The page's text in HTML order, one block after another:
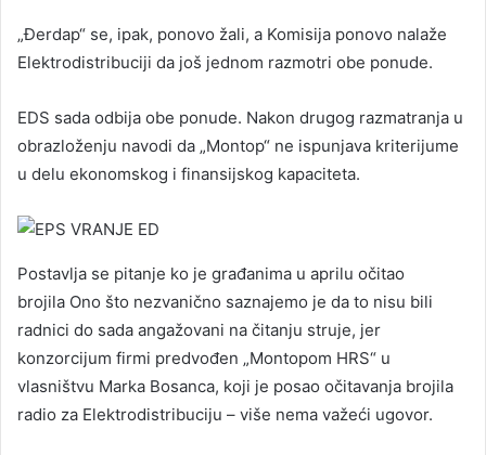
„Đerdap“ se, ipak, ponovo žali, a Komisija ponovo nalaže
Elektrodistribuciji da još jednom razmotri obe ponude.
EDS sada odbija obe ponude. Nakon drugog razmatranja u
obrazloženju navodi da „Montop“ ne ispunjava kriterijume
u delu ekonomskog i finansijskog kapaciteta.
Postavlja se pitanje ko je građanima u aprilu očitao
brojila Ono što nezvanično saznajemo je da to nisu bili
radnici do sada angažovani na čitanju struje, jer
konzorcijum firmi predvođen „Montopom HRS“ u
vlasništvu Marka Bosanca, koji je posao očitavanja brojila
radio za Elektrodistribuciju – više nema važeći ugovor.